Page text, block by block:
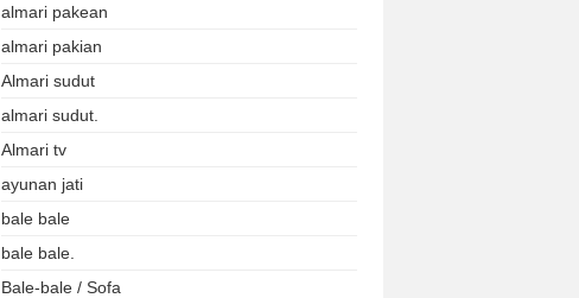
almari pakean
almari pakian
Almari sudut
almari sudut.
Almari tv
ayunan jati
bale bale
bale bale.
Bale-bale / Sofa